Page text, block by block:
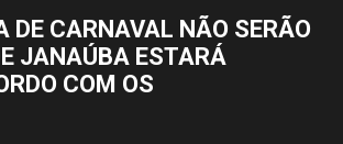
DE CARNAVAL NÃO SERÃO
JANAÚBA ESTARÁ
COM OS